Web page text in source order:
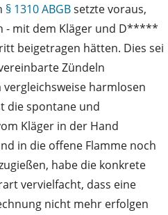
§ 1310 ABGBsetzte voraus,
- mit dem Kläger und D*****
beigetragen hätten. Dies sei
Zündeln
harmlosen
die spontane und
Kläger in der Hand
in die offene Flamme noch
habe die konkrete
vervielfacht, dass eine
nicht mehr erfolgen